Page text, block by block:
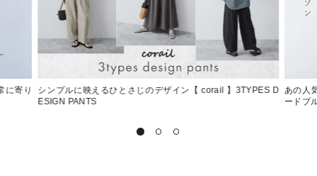
に寄り
シンプルに映えるひとさじのデザイン【 corail 】3TYPES D
ESIGN PANTS
あの人
ードブ